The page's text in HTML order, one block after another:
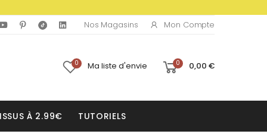
Nos Magasins Mon Compte
0 Ma liste d'envie 0 0,00 €
À 2.99€ TUTORIELS